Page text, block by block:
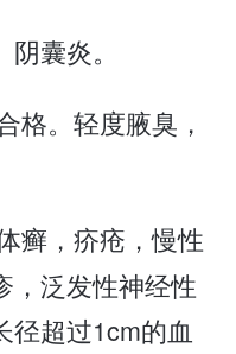
囊炎。
格。轻度腋臭，
癣，疥疮，慢性
，泛发性神经性
径超过1cm的血